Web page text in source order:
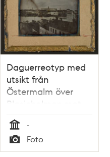
Daguerreotyp med
utsikt från
Östermalm över
Blasieholmen mot
Kungliga Slottet.
Tid
-
Typ
Foto